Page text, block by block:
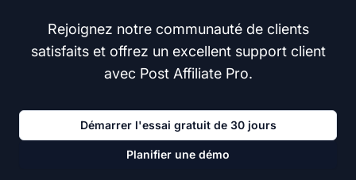
Rejoignez notre communauté de clients
satisfaits et offrez un excellent support client
avec Post Affiliate Pro.
Démarrer l'essai gratuit de 30 jours
Planifier une démo